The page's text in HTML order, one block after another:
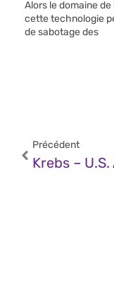
Alors le domaine de
cette technologie
de sabotage des
Précédent